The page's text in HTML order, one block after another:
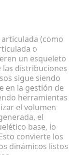
(como
o
un esqueleto
distribuciones
sigue siendo
en la gestión de
herramientas
el volumen
el
base, lo
convierte los
dinámicos listos